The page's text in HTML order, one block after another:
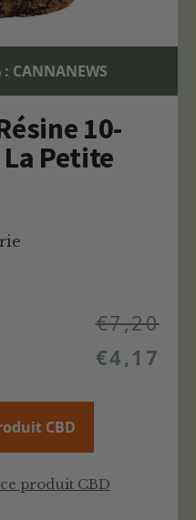
CANNANEWS
10-
La Petite
€7,20
€4,17
CBD
produit CBD